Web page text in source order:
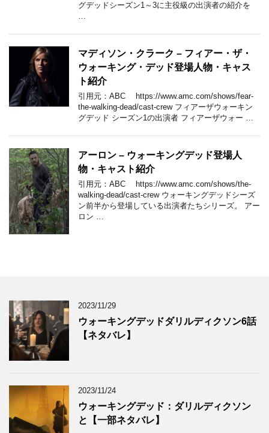
グデッドシーズン1～3に主役級の出演者の紹介を
…
マディソン・クラーク – フィアー・ザ・
ウォーキング・デッド登場人物・キャス
ト紹介
引用元：ABC https://www.amc.com/shows/fear-
the-walking-dead/cast-crew フィアーザウォーキン
グデッド シーズン1の出演者 フィアーザウォー …
アーロン – ウォーキングデッド登場人
物・キャスト紹介
引用元：ABC https://www.amc.com/shows/the-
walking-dead/cast-crew ウォーキングデッドシーズ
ン前半から登場している出演者たちシリーズ。 アー
ロン …
2023/11/29
ウォーキングデッドダリルディクソン6話
【ネタバレ】
2023/11/24
ウォーキングデッド：ダリルディクソン
と【一部ネタバレ】